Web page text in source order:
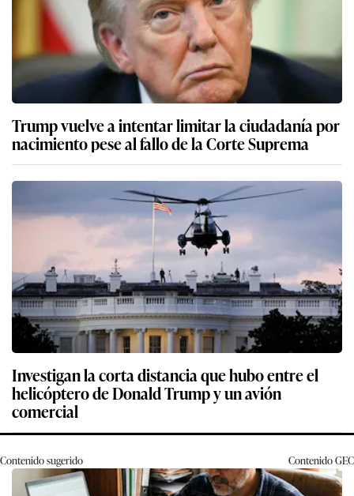
Trump vuelve a intentar limitar la ciudadanía por
nacimiento pese al fallo de la Corte Suprema
Investigan la corta distancia que hubo entre el
helicóptero de Donald Trump y un avión
comercial
Contenido sugerido ContenidoGEC